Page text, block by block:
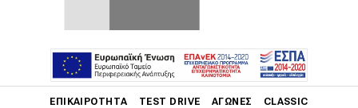
ΕΠΙΚΑΙΡΌΤΗΤΑ TEST DRIVE ΑΓΏΝΕΣ CLASSIC
σήμερα ηVW.
Σύμφωνα με την εταιρεία, πρόκειται για το